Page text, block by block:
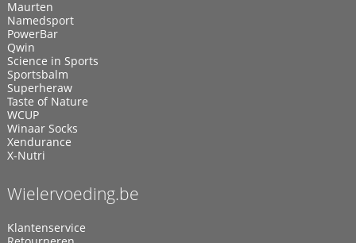
Maurten
Namedsport
PowerBar
Qwin
Science in Sports
Sportsbalm
Superheraw
Taste of Nature
WCUP
Winaar Socks
Xendurance
X-Nutri
Wielervoeding.be
Klantenservice